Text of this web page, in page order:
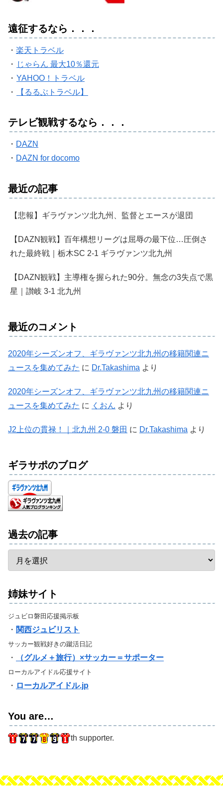
遠征するなら．．．
・ 楽天トラベル
・ じゃらん 最大10％還元
・ YAHOO！トラベル
・
【るるぶトラベル】
テレビ観戦するなら．．．
・ DAZN
・ DAZN for docomo
最近の記事
【悲報】ギラヴァンツ北九州、監督とエースが退団
【DAZN観戦】百年構想リーグは屈辱の最下位…圧倒さ
れた最終戦｜栃木SC 2-1 ギラヴァンツ北九州
【DAZN観戦】主導権を握られた90分。無念の3失点で黒
星｜讃岐 3-1 北九州
最近のコメント
2020年シーズンオフ、ギラヴァンツ北九州の移籍関連ニ
ュースを集めてみた に Dr.Takashima より
2020年シーズンオフ、ギラヴァンツ北九州の移籍関連ニ
ュースを集めてみた に くおん より
J2上位の貫禄！｜北九州 2-0 磐田 に Dr.Takashima より
ギラサポのブログ
過去の記事
姉妹サイト
ジュビロ磐田応援掲示板
・ 関西ジュビリスト
サッカー観戦好きの蹴活日記
・ （グルメ＋旅行）×サッカー＝サポーター
ローカルアイドル応援サイト
・ ローカルアイドル.jp
You are…
th supporter.